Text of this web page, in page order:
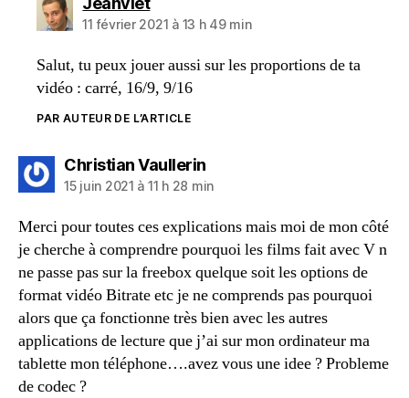
11 février 2021 à 13 h 49 min
Salut, tu peux jouer aussi sur les proportions de ta
vidéo : carré, 16/9, 9/16
PAR AUTEUR DE L’ARTICLE
Christian Vaullerindit :
15 juin 2021 à 11 h 28 min
Merci pour toutes ces explications mais moi de mon côté
je cherche à comprendre pourquoi les films fait avec V n
ne passe pas sur la freebox quelque soit les options de
format vidéo Bitrate etc je ne comprends pas pourquoi
alors que ça fonctionne très bien avec les autres
applications de lecture que j’ai sur mon ordinateur ma
tablette mon téléphone….avez vous une idee ? Probleme
de codec ?